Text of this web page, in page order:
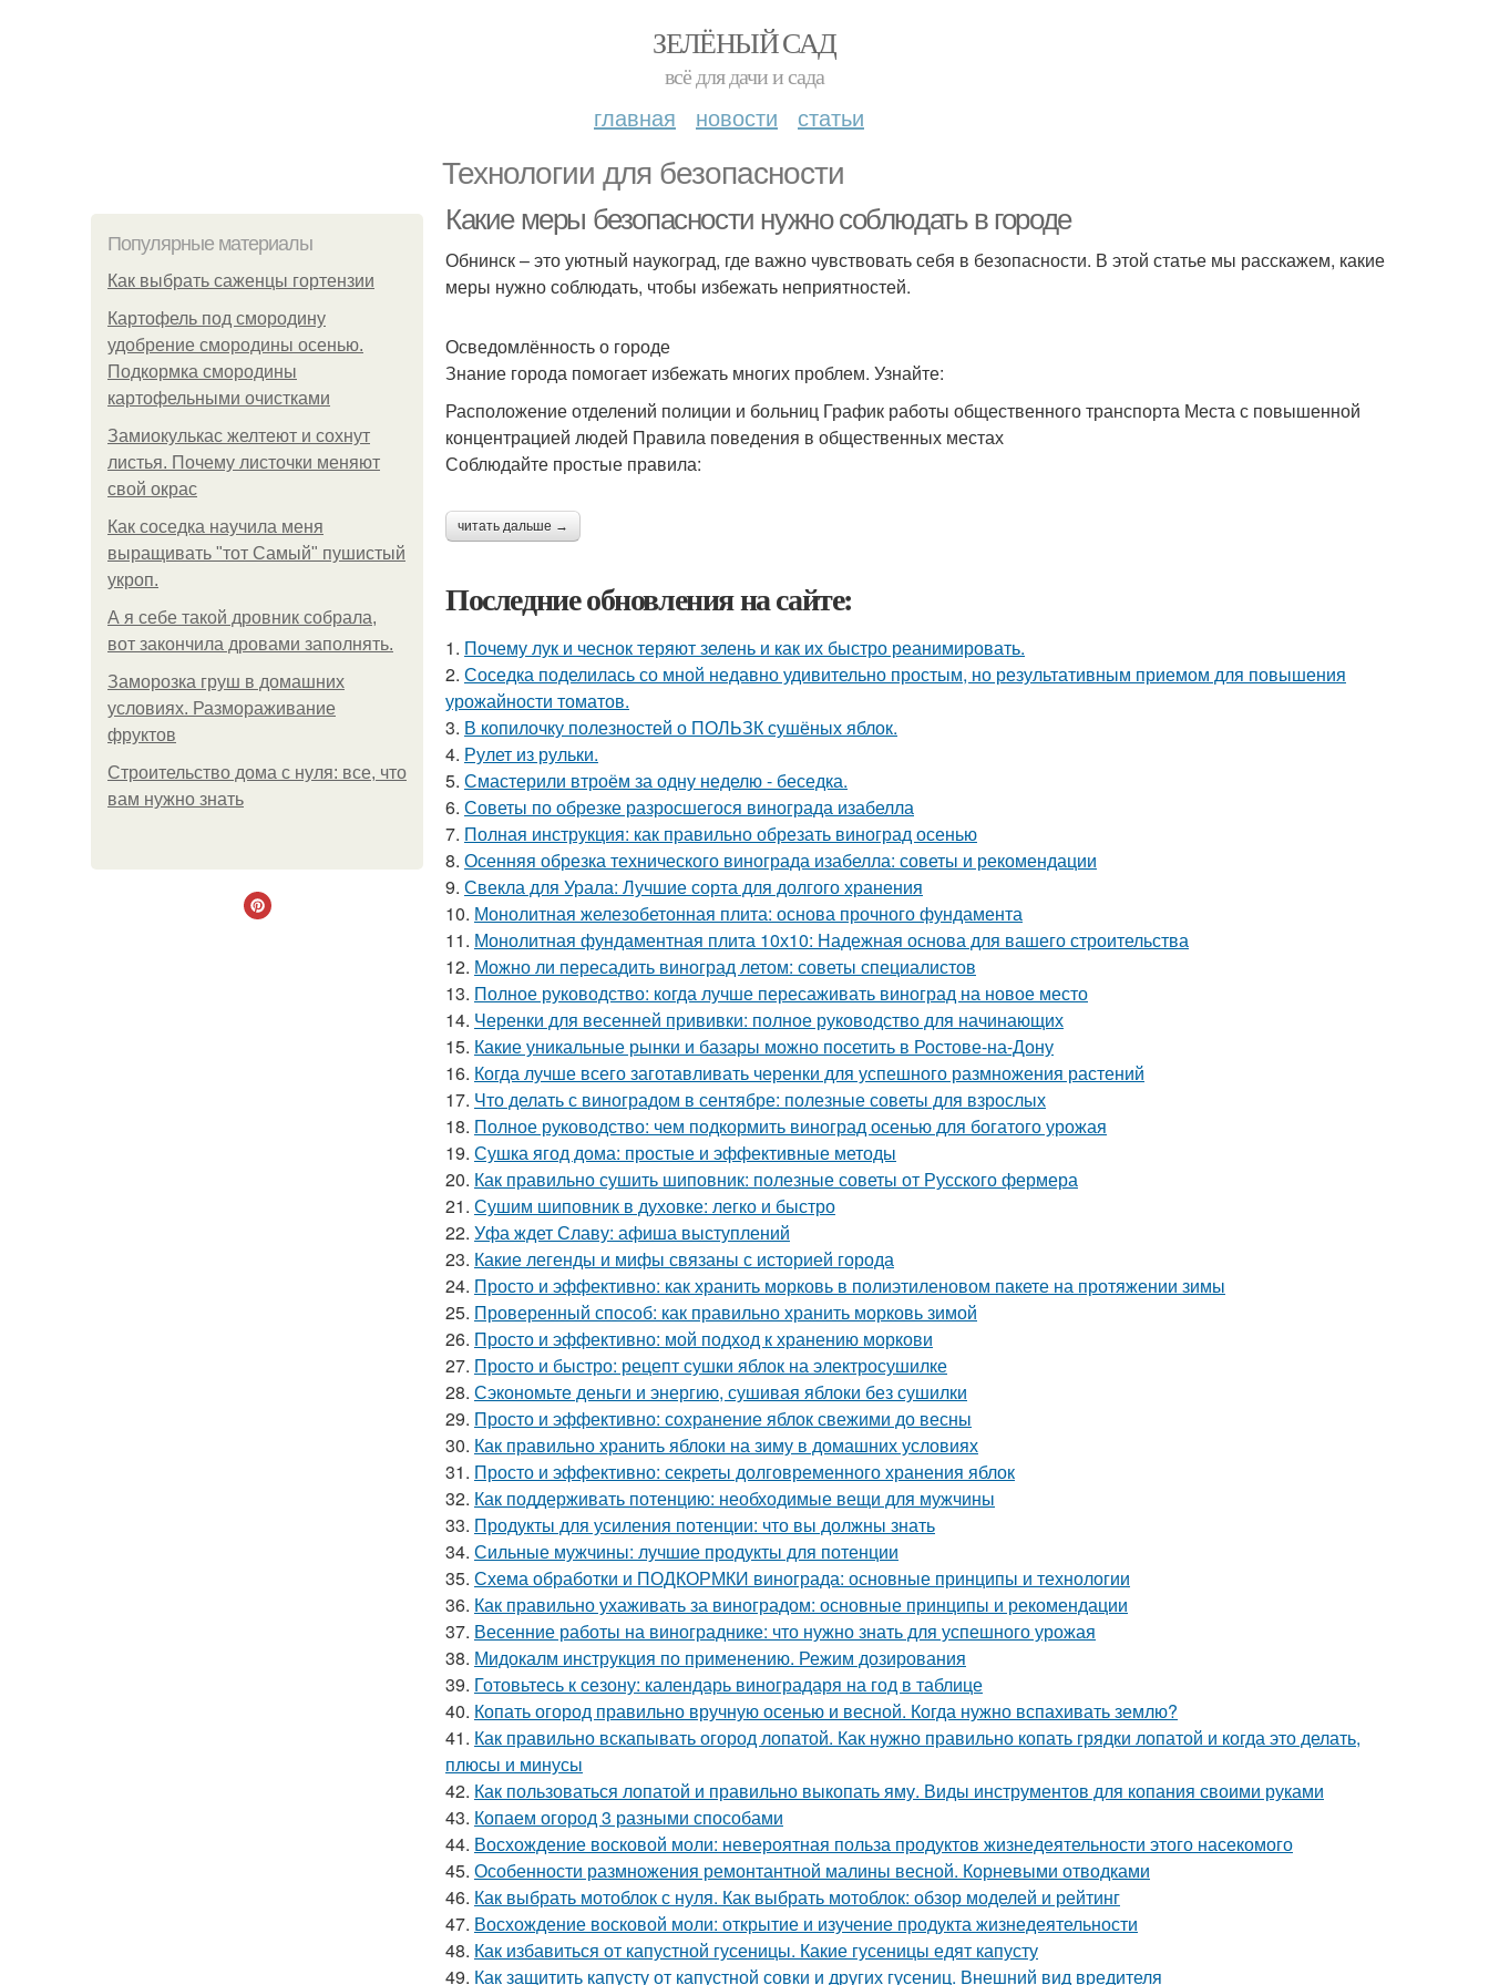
ЗЕЛЁНЫЙ САД
всё для дачи и сада
главная новости статьи
Технологии для безопасности
Популярные материалы
Как выбрать саженцы гортензии
Картофель под смородину
удобрение смородины осенью.
Подкормка смородины
картофельными очистками
Замиокулькас желтеют и сохнут
листья. Почему листочки меняют
свой окрас
Как соседка научила меня
выращивать "тот Самый" пушистый
укроп.
А я себе такой дровник собрала,
вот закончила дровами заполнять.
Заморозка груш в домашних
условиях. Размораживание
фруктов
Строительство дома с нуля: все, что
вам нужно знать
Какие меры безопасности нужно соблюдать в городе
Обнинск – это уютный наукоград, где важно чувствовать себя в безопасности. В этой статье мы расскажем, какие
меры нужно соблюдать, чтобы избежать неприятностей.
Осведомлённость о городе
Знание города помогает избежать многих проблем. Узнайте:
Расположение отделений полиции и больниц График работы общественного транспорта Места с повышенной
концентрацией людей Правила поведения в общественных местах
Соблюдайте простые правила:
читать дальше →
Последние обновления на сайте:
1. Почему лук и чеснок теряют зелень и как их быстро реанимировать.
2. Соседка поделилась со мной недавно удивительно простым, но результативным приемом для повышения
урожайности томатов.
3. В копилочку полезностей о ПОЛЬЗК сушёных яблок.
4. Рулет из рульки.
5. Смастерили втроём за одну неделю - беседка.
6. Советы по обрезке разросшегося винограда изабелла
7. Полная инструкция: как правильно обрезать виноград осенью
8. Осенняя обрезка технического винограда изабелла: советы и рекомендации
9. Свекла для Урала: Лучшие сорта для долгого хранения
10. Монолитная железобетонная плита: основа прочного фундамента
11. Монолитная фундаментная плита 10х10: Надежная основа для вашего строительства
12. Можно ли пересадить виноград летом: советы специалистов
13. Полное руководство: когда лучше пересаживать виноград на новое место
14. Черенки для весенней прививки: полное руководство для начинающих
15. Какие уникальные рынки и базары можно посетить в Ростове-на-Дону
16. Когда лучше всего заготавливать черенки для успешного размножения растений
17. Что делать с виноградом в сентябре: полезные советы для взрослых
18. Полное руководство: чем подкормить виноград осенью для богатого урожая
19. Сушка ягод дома: простые и эффективные методы
20. Как правильно сушить шиповник: полезные советы от Русского фермера
21. Сушим шиповник в духовке: легко и быстро
22. Уфа ждет Славу: афиша выступлений
23. Какие легенды и мифы связаны с историей города
24. Просто и эффективно: как хранить морковь в полиэтиленовом пакете на протяжении зимы
25. Проверенный способ: как правильно хранить морковь зимой
26. Просто и эффективно: мой подход к хранению моркови
27. Просто и быстро: рецепт сушки яблок на электросушилке
28. Сэкономьте деньги и энергию, сушивая яблоки без сушилки
29. Просто и эффективно: сохранение яблок свежими до весны
30. Как правильно хранить яблоки на зиму в домашних условиях
31. Просто и эффективно: секреты долговременного хранения яблок
32. Как поддерживать потенцию: необходимые вещи для мужчины
33. Продукты для усиления потенции: что вы должны знать
34. Сильные мужчины: лучшие продукты для потенции
35. Схема обработки и ПОДКОРМКИ винограда: основные принципы и технологии
36. Как правильно ухаживать за виноградом: основные принципы и рекомендации
37. Весенние работы на винограднике: что нужно знать для успешного урожая
38. Мидокалм инструкция по применению. Режим дозирования
39. Готовьтесь к сезону: календарь виноградаря на год в таблице
40. Копать огород правильно вручную осенью и весной. Когда нужно вспахивать землю?
41. Как правильно вскапывать огород лопатой. Как нужно правильно копать грядки лопатой и когда это делать,
плюсы и минусы
42. Как пользоваться лопатой и правильно выкопать яму. Виды инструментов для копания своими руками
43. Копаем огород 3 разными способами
44. Восхождение восковой моли: невероятная польза продуктов жизнедеятельности этого насекомого
45. Особенности размножения ремонтантной малины весной. Корневыми отводками
46. Как выбрать мотоблок с нуля. Как выбрать мотоблок: обзор моделей и рейтинг
47. Восхождение восковой моли: открытие и изучение продукта жизнедеятельности
48. Как избавиться от капустной гусеницы. Какие гусеницы едят капусту
49. Как защитить капусту от капустной совки и других гусениц. Внешний вид вредителя